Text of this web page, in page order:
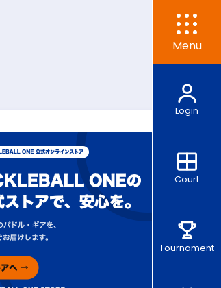
Menu
Login
Court
Tournament